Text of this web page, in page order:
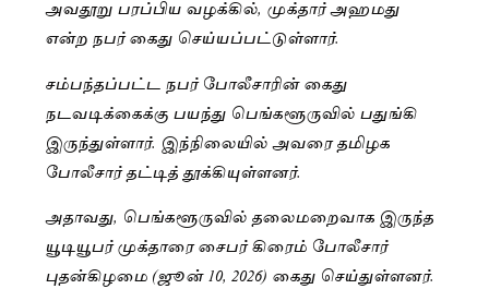
அவதூறு பரப்பிய வழக்கில், முக்தார் அஹமது
என்ற நபர் கைது செய்யப்பட்டுள்ளார்.
சம்பந்தப்பட்ட நபர் போலீசாரின் கைது
நடவடிக்கைக்கு பயந்து பெங்களூருவில் பதுங்கி
இருந்துள்ளார். இந்நிலையில் அவரை தமிழக
போலீசார் தட்டித் தூக்கியுள்ளனர்.
அதாவது, பெங்களூருவில் தலைமறைவாக இருந்த
யூடியூபர் முக்தாரை சைபர் கிரைம் போலீசார்
புதன்கிழமை (ஜூன் 10, 2026) கைது செய்துள்ளனர்.